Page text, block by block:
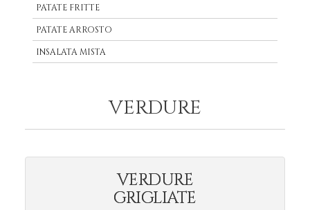
PATATE FRITTE
PATATE ARROSTO
INSALATA MISTA
VERDURE
VERDURE
GRIGLIATE